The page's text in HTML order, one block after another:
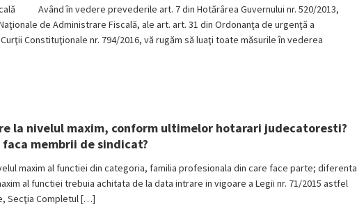
Având în vedere prevederile art. 7 din Hotărârea Guvernului nr. 520/2013,
de Administrare Fiscală, ale art. art. 31 din Ordonanţa de urgenţă a
Constituţionale nr. 794/2016, vă rugăm să luaţi toate măsurile în vederea
la nivelul maxim, conform ultimelor hotarari judecatoresti?
faca membrii de sindicat?
maxim al functiei din categoria, familia profesionala din care face parte; diferenta
al functiei trebuia achitata de la data intrare in vigoare a Legii nr. 71/2015 astfel
Secţia Completul […]